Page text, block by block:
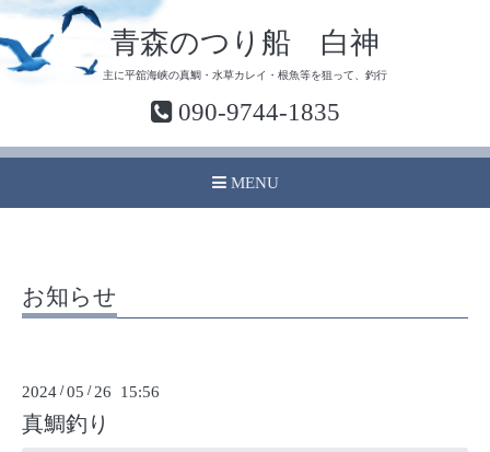
青森のつり船 白神
主に平舘海峡の真鯛・水草カレイ・根魚等を狙って、釣行
090-9744-1835
MENU
お知らせ
2024 /05 / 26 15:56
真鯛釣り